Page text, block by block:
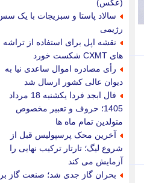
(عکس)
سالاد پاستا و سبزیجات با یک
رژیمی
نقشه اپل برای استفاده از تراشه
های CXMT شکست خورد
رأی مصادره اموال ساعدی نیا به
دیوان عالی کشور ارسال شد
فال ابجد فردا یکشنبه 18 مرداد
1405؛ حروف و تعبیر مخصوص
متولدین تمام ماه ها
آخرین محک پرسپولیس قبل از
شروع لیگ؛ تارتار ترکیب نهایی را
آزمایش می کند
بحران گاز جدی شد؛ صنعت گاز